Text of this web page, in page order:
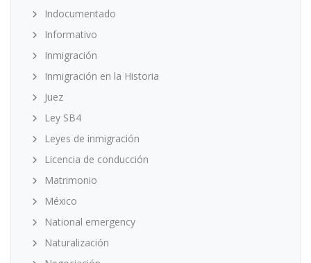
Indocumentado
Informativo
Inmigración
Inmigración en la Historia
Juez
Ley SB4
Leyes de inmigración
Licencia de conducción
Matrimonio
México
National emergency
Naturalización